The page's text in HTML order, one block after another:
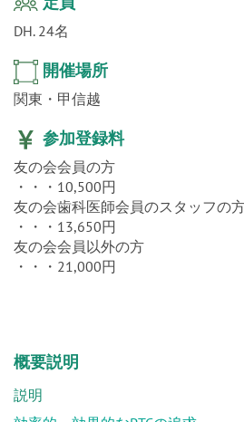
定員
DH. 24名
開催場所
関東・甲信越
参加登録料
友の会会員の方
・・・10,500円
友の会歯科医師会員のスタッフの方
・・・13,650円
友の会会員以外の方
・・・21,000円
概要説明
説明